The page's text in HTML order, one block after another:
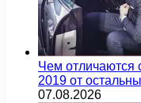
Чем отличаются
2019 от
07.08.2026